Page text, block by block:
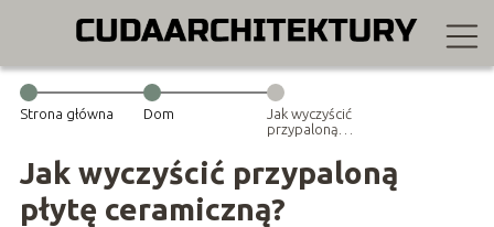
Strona główna Dom
Jak wyczyścić
przypaloną
ceramiczną?
Jak wyczyścić przypaloną
płytę ceramiczną?